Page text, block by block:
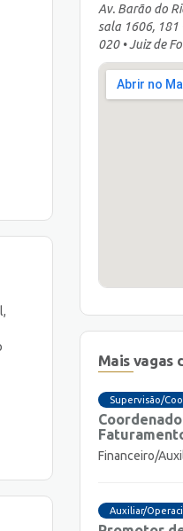
Av. Barão do
sala 1606, 181
020 • Juiz de
Mais vagas
Supervisão/
Financeiro/
Auxiliar/